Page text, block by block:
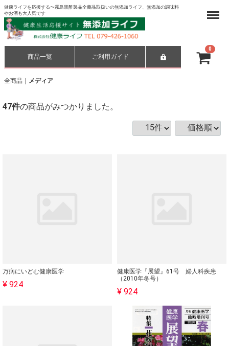
健康ライフを応援する〜霧島黒酢製品全商品取扱いの無添加ライフ、無添加の調味料
やお酒も大人気です
商品一覧 ご利用ガイド
Menu
全商品 メディア
47件の商品がみつかりました。
万病にいどむ健康医学
¥ 924
健康医学『展望』61号 婦人科疾患
（2010年冬号）
¥ 924
0